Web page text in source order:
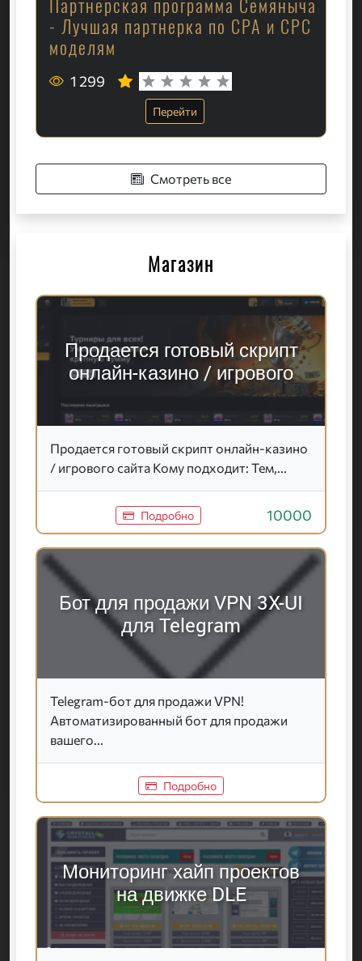
- Лучшая партнерка по CPA и CPC
моделям
1 299
Перейти
Смотреть все
Магазин
Продается готовый скрипт
онлайн-казино / игрового
Продается готовый скрипт онлайн-казино
/ игрового сайта Кому подходит: Тем,...
Подробно 10000
Бот для продажи VPN 3X-UI
для Telegram
Telegram-бот для продажи VPN!
Автоматизированный бот для продажи
вашего...
Подробно
Мониторинг хайп проектов
на движке DLE